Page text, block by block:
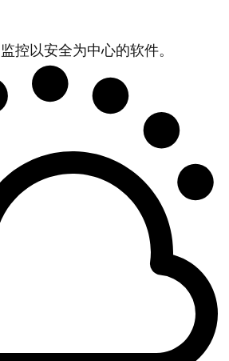
控以安全为中心的软件。